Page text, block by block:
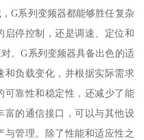
G系列变频器都能够胜任复杂
启停控制，还是调速、定位和
。G系列变频器具备出色的适
和负载变化，并根据实际需求
可靠性和稳定性，还减少了能
富的通信接口，可以与其他设
管理。除了性能和适应性之